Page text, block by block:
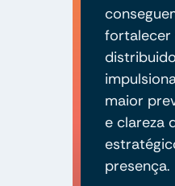
fortalecer
maior
e clareza
presença.